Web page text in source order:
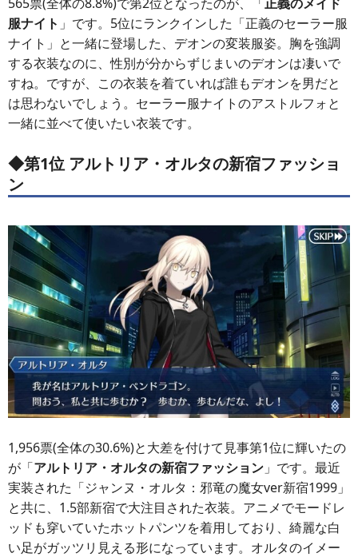
服ナイト 」です。5位にランクインした「正義のセーラー服
ナイト」と一緒に登場した、デオンの変装服姿。胸を強調
する衣装なのに、性別が分からずじまいのデオンは凄いで
すね。ですが、この衣装を着ていれば誰もデオンを男だと
は思わないでしょう。セーラー服ナイトのアストルフォと
一緒に並べて使いたい衣装です。
◆第1位 アルトリア・オルタの新宿ファッショ
ン
1,956票(全体の30.6%)と大差を付けて見事第1位に輝いたの
が「アルトリア・オルタの新宿ファッション 」です。最近
実装された「ジャンヌ・オルタ：邪竜の魔女ver新宿1999」
と共に、1.5部新宿で大注目された衣装。アニメでモードレ
ッドも穿いていたホットパンツを着用しており、綺麗な白
い足がガッツリ見える形になっています。オルタのイメー